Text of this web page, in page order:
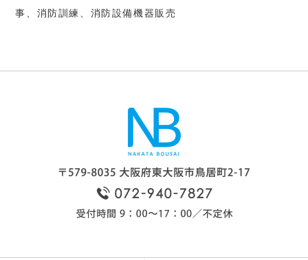
事、消防訓練、消防設備機器販売